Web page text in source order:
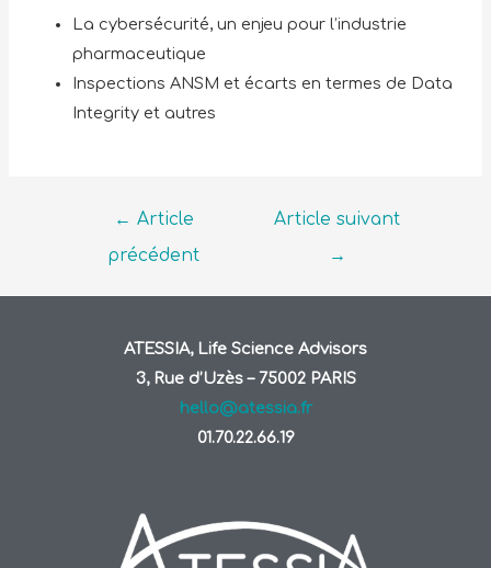
La cybersécurité, un enjeu pour l’industrie
pharmaceutique
Inspections ANSM et écarts en termes de Data
Integrity et autres
← Article
précédent
Article suivant
→
ATESSIA, Life Science Advisors
3, Rue d’Uzès – 75002 PARIS
hello@atessia.fr
01.70.22.66.19